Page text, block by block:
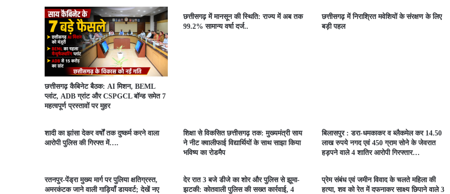
छत्तीसगढ़ कैबिनेट बैठक: AI मिशन, BEML
प्लांट, ADB ग्रांट और CSPGCL बॉन्ड समेत 7
महत्वपूर्ण प्रस्तावों पर मुहर
छत्तीसगढ़ में मानसून की स्थिति: राज्य में अब तक
99.2% सामान्य वर्षा दर्ज..
छत्तीसगढ़ में निराश्रित मवेशियों के संरक्षण के लिए
बड़ी पहल
शादी का झांसा देकर वर्षों तक दुष्कर्म करने वाला
आरोपी पुलिस की गिरफ्त में….
शिक्षा से विकसित छत्तीसगढ़ तक: मुख्यमंत्री साय
ने नीट क्वालीफाई विद्यार्थियों के साथ साझा किया
भविष्य का रोडमैप
बिलासपुर : डरा-धमकाकर व ब्लैकमेल कर 14.50
लाख रुपये नगद एवं 450 ग्राम सोने के जेवरात
हड़पने वाले 4 शातिर आरोपी गिरफ्तार…
रतनपुर-पेंड्रा मुख्य मार्ग पर पुलिया क्षतिग्रस्त,
अमरकंटक जाने वाली गाड़ियाँ डायवर्ट; देखें नए
देर रात 3 बजे डीजे का शोर और पुलिस से झूमा-
झटकी: कोतवाली पुलिस की सख्त कार्रवाई, 4
प्रेम संबंध एवं जमीन विवाद के चलते महिला की
हत्या, शव को रेत में दफनाकर साक्ष्य छिपाने वाले 3